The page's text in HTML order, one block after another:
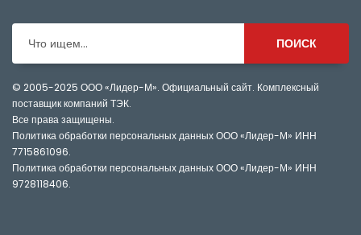
Что ищем... ПОИСК
© 2005-2025 ООО «Лидер-М». Официальный сайт. Комплексный
поставщик компаний ТЭК.
Все права защищены.
Политика обработки персональных данных ООО «Лидер-М» ИНН
7715861096.
Политика обработки персональных данных ООО «Лидер-М» ИНН
9728118406.